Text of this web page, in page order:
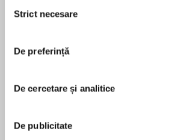
consimțământului
Strict necesare
De preferință
De cercetare și analitice
De publicitate
Helen Forrester’s heart-
fiction, set in Liverpool during
Life in a Liverpool tenement
struggle for Martha Connelly,
disease.
În acest moment nu